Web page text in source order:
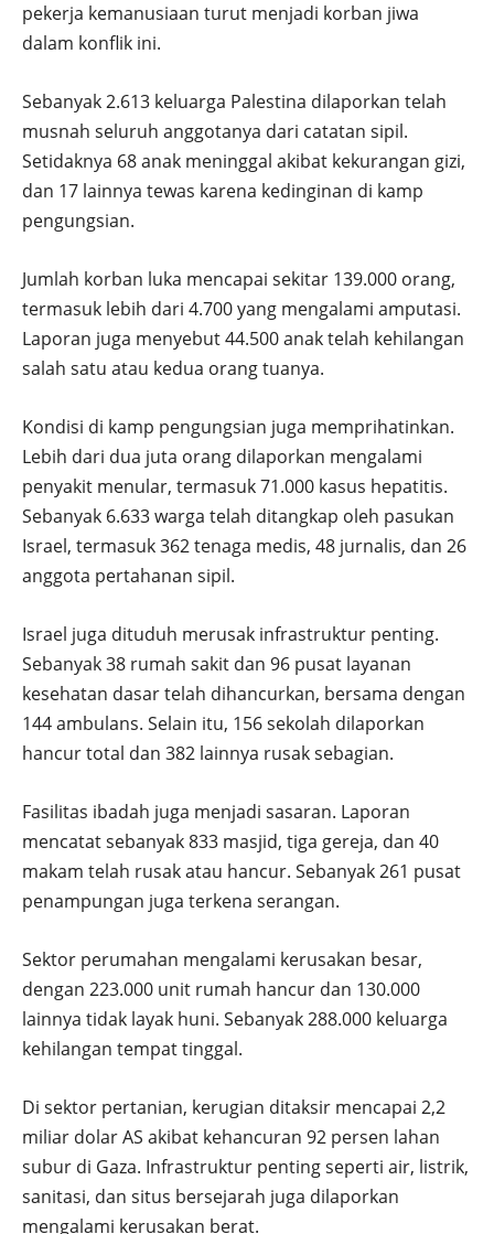
pekerja kemanusiaan turut menjadi korban jiwa
dalam konflik ini.
Sebanyak 2.613 keluarga Palestina dilaporkan telah
musnah seluruh anggotanya dari catatan sipil.
Setidaknya 68 anak meninggal akibat kekurangan gizi,
dan 17 lainnya tewas karena kedinginan di kamp
pengungsian.
Jumlah korban luka mencapai sekitar 139.000 orang,
termasuk lebih dari 4.700 yang mengalami amputasi.
Laporan juga menyebut 44.500 anak telah kehilangan
salah satu atau kedua orang tuanya.
Kondisi di kamp pengungsian juga memprihatinkan.
Lebih dari dua juta orang dilaporkan mengalami
penyakit menular, termasuk 71.000 kasus hepatitis.
Sebanyak 6.633 warga telah ditangkap oleh pasukan
Israel, termasuk 362 tenaga medis, 48 jurnalis, dan 26
anggota pertahanan sipil.
Israel juga dituduh merusak infrastruktur penting.
Sebanyak 38 rumah sakit dan 96 pusat layanan
kesehatan dasar telah dihancurkan, bersama dengan
144 ambulans. Selain itu, 156 sekolah dilaporkan
hancur total dan 382 lainnya rusak sebagian.
Fasilitas ibadah juga menjadi sasaran. Laporan
mencatat sebanyak 833 masjid, tiga gereja, dan 40
makam telah rusak atau hancur. Sebanyak 261 pusat
penampungan juga terkena serangan.
Sektor perumahan mengalami kerusakan besar,
dengan 223.000 unit rumah hancur dan 130.000
lainnya tidak layak huni. Sebanyak 288.000 keluarga
kehilangan tempat tinggal.
Di sektor pertanian, kerugian ditaksir mencapai 2,2
miliar dolar AS akibat kehancuran 92 persen lahan
subur di Gaza. Infrastruktur penting seperti air, listrik,
sanitasi, dan situs bersejarah juga dilaporkan
mengalami kerusakan berat.